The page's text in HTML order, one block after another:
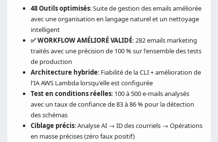
48 Outils optimisés: Suite de gestion des emails améliorée
avec une organisation en langage naturel et un nettoyage
intelligent
✅ WORKFLOW AMÉLIORÉ VALIDÉ: 282 emails marketing
traités avec une précision de 100 % sur l'ensemble des tests
de production
Architecture hybride: Fiabilité de la CLI + amélioration de
l'IA AWS Lambda lorsqu'elle est configurée
Test en conditions réelles: 100 à 500 e-mails analysés
avec un taux de confiance de 83 à 86 % pour la détection
des schémas
Ciblage précis: Analyse AI → ID des courriels → Opérations
en masse précises (zéro faux positif)